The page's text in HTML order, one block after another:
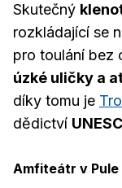
Skutečný
rozkládající se
pro toulání bez
úzké uličky a
díky tomu je
dědictví
Amfiteátr v Pule